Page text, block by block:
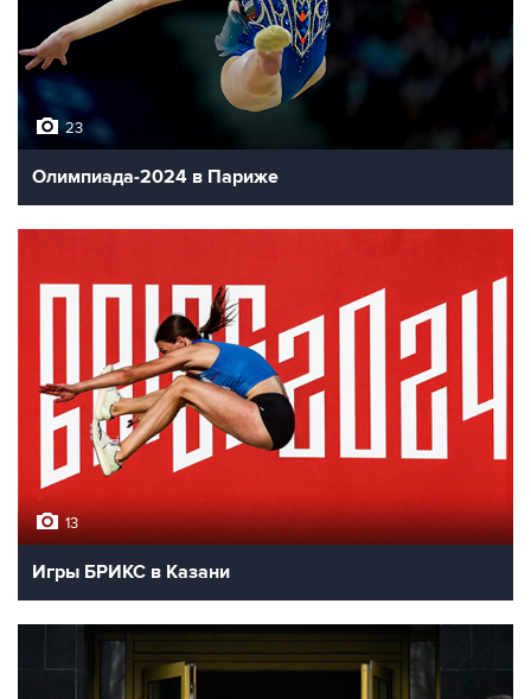
23
Олимпиада-2024 в Париже
13
Игры БРИКС в Казани